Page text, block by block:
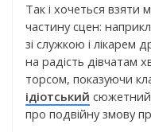
Так і хочеться взяти
частину сцен:
зі служкою і лікарем
на радість дівчатам
торсом, показуючи
ідіотський сюжетний
про подвійну змову